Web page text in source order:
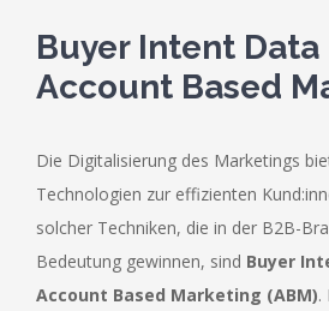
Buyer Intent Data
Account Based
Die Digitalisierung des Marketings
Technologien zur effizienten
solcher Techniken, die in der B2B-
Bedeutung gewinnen, sind Buyer
Account Based Marketing (ABM).